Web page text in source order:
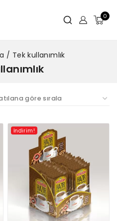
0
/ Tek kullanımlık
İndirim!